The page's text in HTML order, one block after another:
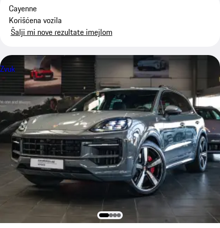
Cayenne
Korišćena vozila
Šalji mi nove rezultate imejlom
Zvuk